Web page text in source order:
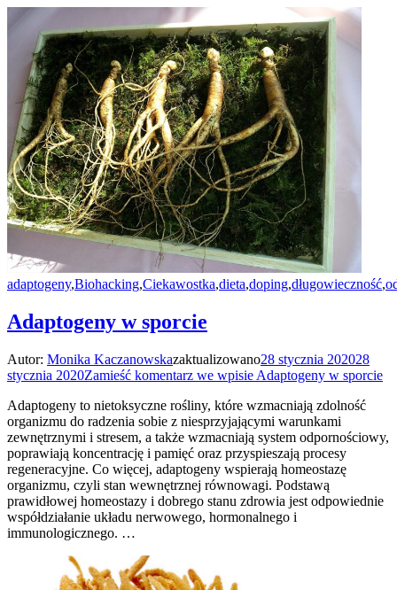
adaptogeny,Biohacking,Ciekawostka,dieta,doping,długowieczność,
Adaptogeny w sporcie
Autor: Monika Kaczanowskazaktualizowano28 stycznia 202028
stycznia 2020Zamieść komentarz we wpisie Adaptogeny w sporcie
Adaptogeny to nietoksyczne rośliny, które wzmacniają zdolność
organizmu do radzenia sobie z niesprzyjającymi warunkami
zewnętrznymi i stresem, a także wzmacniają system odpornościowy,
poprawiają koncentrację i pamięć oraz przyspieszają procesy
regeneracyjne. Co więcej, adaptogeny wspierają homeostazę
organizmu, czyli stan wewnętrznej równowagi. Podstawą
prawidłowej homeostazy i dobrego stanu zdrowia jest odpowiednie
współdziałanie układu nerwowego, hormonalnego i
immunologicznego. …